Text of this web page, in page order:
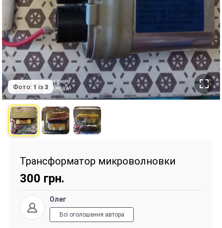
Фото: 1 із 3
Трансформатор микроволновки
300 грн.
Олег
Всі оголошення автора